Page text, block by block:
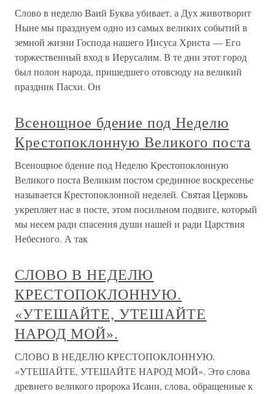
Слово в неделю Ваий Буква убивает, а Дух животворит
Ныне мы празднуем одно из самых великих событий в
земной жизни Господа нашего Иисуса Христа — Его
торжественный вход в Иерусалим. В те дни этот город
был полон народа, пришедшего отовсюду на великий
праздник Пасхи. Он
Всенощное бдение под Неделю
Крестопоклонную Великого поста
Всенощное бдение под Неделю Крестопоклонную
Великого поста Великим постом срединное воскресенье
называется Крестопоклонной неделей. Святая Церковь
укрепляет нас в посте, этом посильном подвиге, который
мы несем ради спасения души нашей и ради Царствия
Небесного. А так
СЛОВО В НЕДЕЛЮ
КРЕСТОПОКЛОННУЮ.
«УТЕШАЙТЕ, УТЕШАЙТЕ
НАРОД МОЙ».
СЛОВО В НЕДЕЛЮ КРЕСТОПОКЛОННУЮ.
«УТЕШАЙТЕ, УТЕШАЙТЕ НАРОД МОЙ». Это слова
древнего великого пророка Исаии, слова, обращенные к